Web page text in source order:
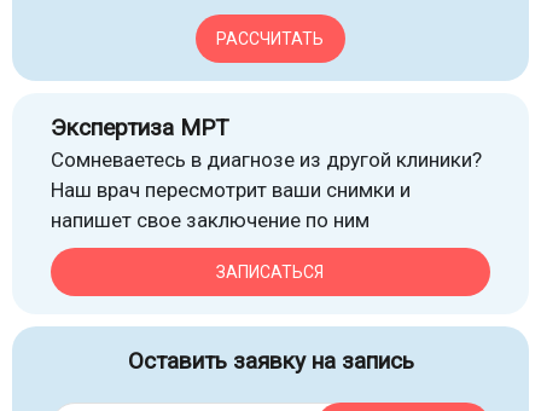
РАССЧИТАТЬ
Экспертиза МРТ
Сомневаетесь в диагнозе из другой клиники?
Наш врач пересмотрит ваши снимки и
напишет свое заключение по ним
ЗАПИСАТЬСЯ
Оставить заявку на запись